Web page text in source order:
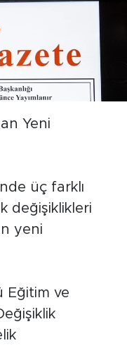
Yeni
üç farklı
değişiklikleri
yeni
Eğitim ve